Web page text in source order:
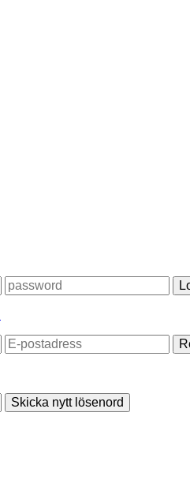
Skicka nytt lösenord